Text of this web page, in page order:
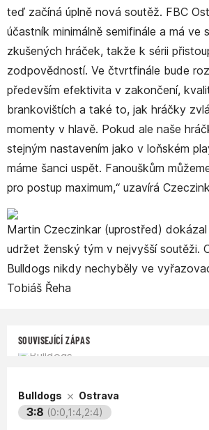
SOUVISEJÍCÍ ZÁPAS
Bulldogs Ostrava
3:8 (0:0,1:4,2:4)
teď začíná úplně nová soutěž. FBC
účastník minimálně semifinále a má ve
zkušených hráček, takže k sérii
zodpovědností. Ve čtvrtfinále bude
především efektivita v zakončení,
brankovištích a také to, jak hráčky
momenty v hlavě. Pokud ale naše
stejným nastavením jako v loňském
máme šanci uspět. Fanouškům
pro postup maximum,“ uzavírá
Martin Czeczinkar (uprostřed)
udržet ženský tým v nejvyšší soutěži.
Bulldogs nikdy nechyběly ve
Tobiáš Řeha